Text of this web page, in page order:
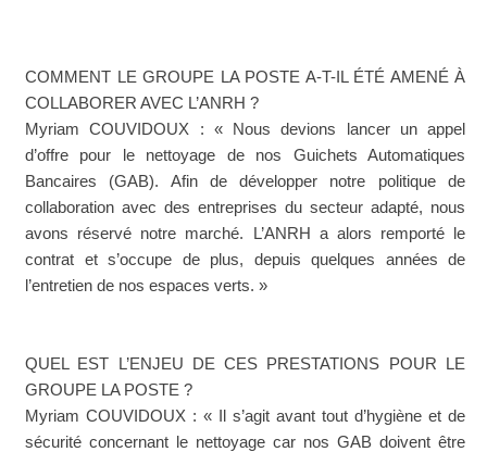
COMMENT LE GROUPE LA POSTE A-T-IL ÉTÉ AMENÉ À
COLLABORER AVEC L’ANRH ?
Myriam COUVIDOUX : « Nous devions lancer un appel
d’offre pour le nettoyage de nos Guichets Automatiques
Bancaires (GAB). Afin de développer notre politique de
collaboration avec des entreprises du secteur adapté, nous
avons réservé notre marché. L’ANRH a alors remporté le
contrat et s’occupe de plus, depuis quelques années de
l’entretien de nos espaces verts. »
QUEL EST L’ENJEU DE CES PRESTATIONS POUR LE
GROUPE LA POSTE ?
Myriam COUVIDOUX : « Il s’agit avant tout d’hygiène et de
sécurité concernant le nettoyage car nos GAB doivent être